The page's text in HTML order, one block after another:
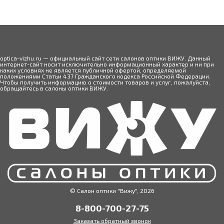
индивидуальных потребностей. Например, у
некоторых пациентов наблюдается аллергия на
силикон, в этом случае специалист подбирает
оптимальный вариант среди линз из гидрогеля.
Частота замены контактных линз
В салонах оптики «Вижу» вы можете заказать
контактные линзы с различным сроком службы,
график безопасного ношения одной пары линз
варьируется от одного дня до шести месяцев. В
нашем каталоге представлены линзы со
следующей частотой замены:
-Однодневные контактные линзы;
optica-vizhu.ru — официальный сайт сети салонов оптики ВИЖУ. Данный
интернет-сайт носит исключительно информационный характер и ни при
каких условиях не является публичной офертой, определяемой
положениями Статьи 437 Гражданского кодекса Российской Федерации.
Чтобы получить информацию о стоимости товаров и услуг, пожалуйста,
обращайтесь в салоны оптики ВИЖУ.
© Салон оптики "Вижу", 2026
8-800-700-27-75
Заказать обратный звонок